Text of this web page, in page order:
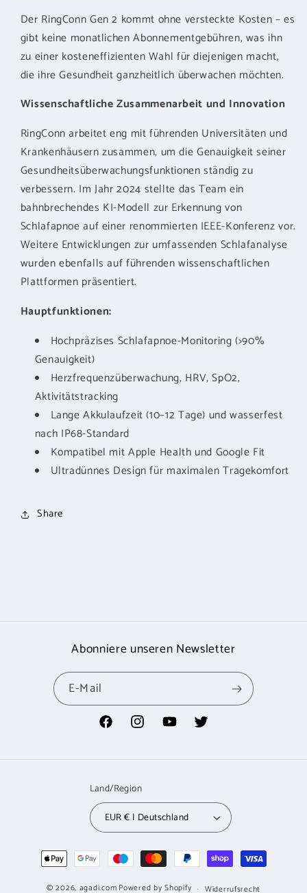
Der RingConn Gen 2 kommt ohne versteckte Kosten – es
gibt keine monatlichen Abonnementgebühren, was ihn
zu einer kosteneffizienten Wahl für diejenigen macht,
die ihre Gesundheit ganzheitlich überwachen möchten.
Wissenschaftliche Zusammenarbeit und Innovation
RingConn arbeitet eng mit führenden Universitäten und
Krankenhäusern zusammen, um die Genauigkeit seiner
Gesundheitsüberwachungsfunktionen ständig zu
verbessern. Im Jahr 2024 stellte das Team ein
bahnbrechendes KI-Modell zur Erkennung von
Schlafapnoe auf einer renommierten IEEE-Konferenz vor.
Weitere Entwicklungen zur umfassenden Schlafanalyse
wurden ebenfalls auf führenden wissenschaftlichen
Plattformen präsentiert.
Hauptfunktionen:
Hochpräzises Schlafapnoe-Monitoring (>90%
Genauigkeit)
Herzfrequenzüberwachung, HRV, SpO2,
Aktivitätstracking
Lange Akkulaufzeit (10–12 Tage) und wasserfest
nach IP68-Standard
Kompatibel mit Apple Health und Google Fit
Ultradünnes Design für maximalen Tragekomfort
Share
Abonniere unseren Newsletter
E-Mail
FacebookInstagramYouTubeTwitter
Land/Region
EUR € | Deutschland
Zahlungsmethoden
© 2026, agadi.com Powered by Shopify Widerrufsrecht